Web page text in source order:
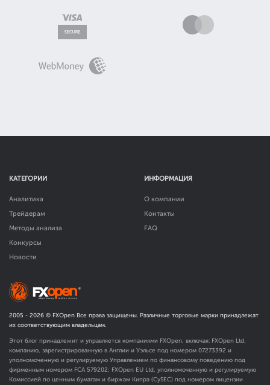
КАТЕГОРИИ
Аналитика
Трейдерам
Методы анализа
Конкурсы
Новости
ИНФОРМАЦИЯ
О компании
Контакты
FAQ
2005 - 2026 © FXOpen Все права защищены. Различные торговые марки принадлежат
их соответствующим владельцам.
Этот блог принадлежит и управляется компаниями FXOpen, включая: FXOpen Ltd,
компанию, зарегистрированную в Англии и Уэльсе под номером 07273392 и
уполномоченную и регулируемую Управлением по финансовому поведению под
фирменным номером FCA 579202; FXOpen EU Ltd, уполномоченную и регулируемую
Комиссией по ценным бумагам и биржам Кипра (CySEC) под номером лицензии